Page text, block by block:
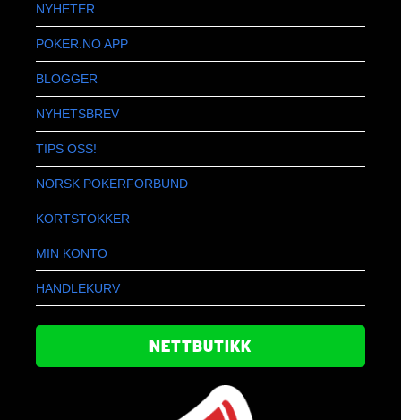
NYHETER
POKER.NO APP
BLOGGER
NYHETSBREV
TIPS OSS!
NORSK POKERFORBUND
KORTSTOKKER
MIN KONTO
HANDLEKURV
NETTBUTIKK